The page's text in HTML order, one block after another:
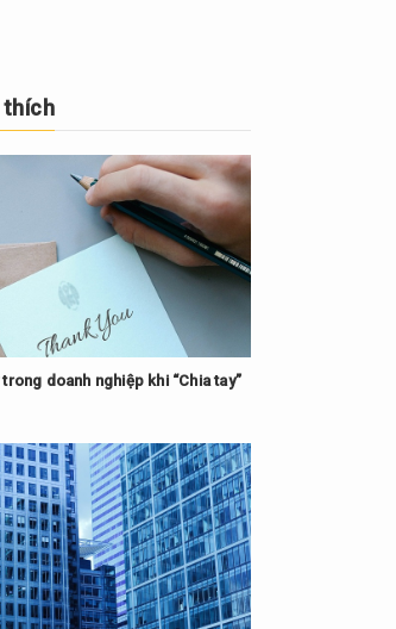
thích
doanh nghiệp khi “Chia tay”